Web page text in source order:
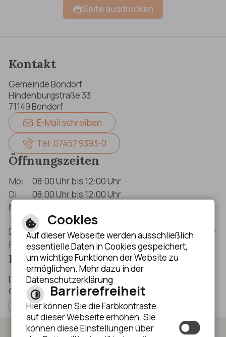
Seite ausdrucken
Kontakt
Gemeinde Bondorf
Hindenburgstraße 33
71149 Bondorf
E-Mail schreiben
Tel: 07457 9393-0
Öffnungszeiten
Mo:
08:00 Uhr bis 12:00 Uhr
Di:
08:00 Uhr bis 12:00 Uhr
Mi:
Terminvereinbarung)
Do:
08:00 Uhr bis 12:00 Uhr & 14:00 Uhr bis 18:30 Uhr
Fr:
08:00 Uhr bis 12:00 Uhr
Bankverbindungen
Die Bankverbindungen der Gemeinde finden Sie auf
dieser Seite.
Anzeigen
Cookies
Auf dieser Webseite werden ausschließlich
essentielle Daten in Cookies gespeichert,
um wichtige Funktionen der Website zu
ermöglichen. Mehr dazu in der
Datenschutzerklärung
Barrierefreiheit
Hier können Sie die Farbkontraste
auf dieser Webseite erhöhen. Sie
können diese Einstellungen über